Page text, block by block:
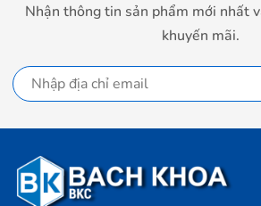
Nhận thông tin sản phẩm mới nhất
khuyến mãi.